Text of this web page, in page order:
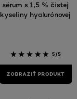
sérum s 1,5 % čistej
kyseliny hyalurónovej
5/5
ZOBRAZIŤ PRODUKT